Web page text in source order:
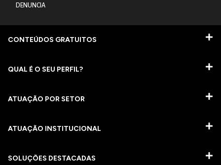
DENUNCIA
CONTEÚDOS GRATUITOS
QUAL É O SEU PERFIL?
ATUAÇÃO POR SETOR
ATUAÇÃO INSTITUCIONAL
SOLUÇÕES DESTACADAS